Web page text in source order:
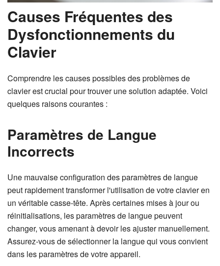
Causes Fréquentes des
Dysfonctionnements du
Clavier
Comprendre les causes possibles des problèmes de
clavier est crucial pour trouver une solution adaptée. Voici
quelques raisons courantes :
Paramètres de Langue
Incorrects
Une mauvaise configuration des paramètres de langue
peut rapidement transformer l'utilisation de votre clavier en
un véritable casse-tête. Après certaines mises à jour ou
réinitialisations, les paramètres de langue peuvent
changer, vous amenant à devoir les ajuster manuellement.
Assurez-vous de sélectionner la langue qui vous convient
dans les paramètres de votre appareil.